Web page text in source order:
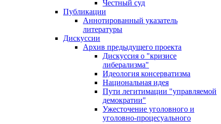
Честный суд
Публикации
Аннотированный указатель
литературы
Дискуссии
Архив предыдущего проекта
Дискуссия о "кризисе
либерализма"
Идеология консерватизма
Национальная идея
Пути легитимации "управляемой
демократии"
Ужесточение уголовного и
уголовно-процесуального